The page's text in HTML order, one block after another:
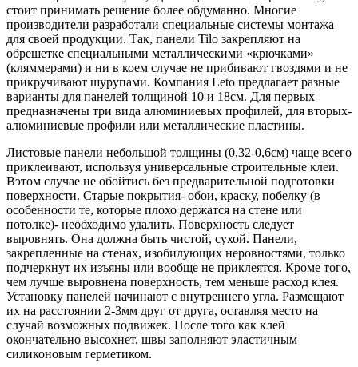
стоит принимать решение более обдуманно. Многие
производители разработали специальные системы монтажа
для своей продукции. Так, панели Tilo закрепляют на
обрешетке специальными металлическими «крючками»
(кляммерами) и ни в коем случае не прибивают гвоздями и не
прикручивают шурупами. Компания Leto предлагает разные
варианты для панелей толщиной 10 и 18см. Для первых
предназначены три вида алюминиевых профилей, для вторых-
алюминиевые профили или металлические пластины.
Листовые панели небольшой толщины (0,32-0,6см) чаще всего
приклеивают, используя универсальные строительные клеи.
Вэтом случае не обойтись без предварительной подготовки
поверхности. Старые покрытия- обои, краску, побелку (в
особенности те, которые плохо держатся на стене или
потолке)- необходимо удалить. Поверхность следует
выровнять. Она должна быть чистой, сухой. Панели,
закрепленные на стенах, изобилующих неровностями, только
подчеркнут их изъяны или вообще не приклеятся. Кроме того,
чем лучше выровнена поверхность, тем меньше расход клея.
Установку панелей начинают с внутреннего угла. Размещают
их на расстоянии 2-3мм друг от друга, оставляя место на
случай возможных подвижек. После того как клей
окончательно высохнет, швы заполняют эластичным
силиконовым герметиком.